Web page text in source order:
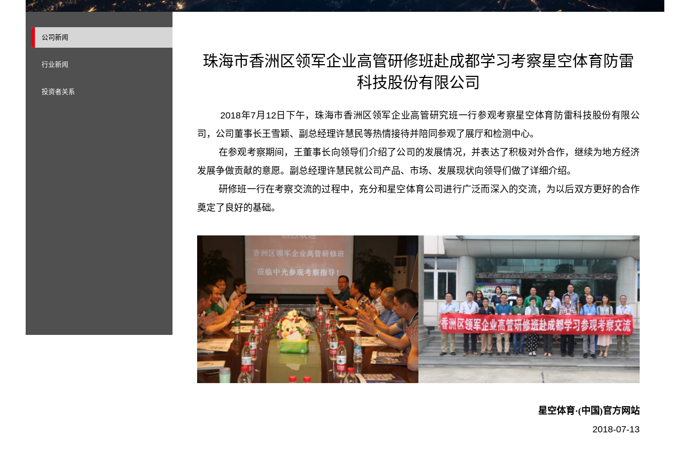
公司新闻
行业新闻
投资者关系
珠海市香洲区领军企业高管研修班赴成都学习考察星空体育防雷
科技股份有限公司
2018年7月 12 日下午，珠海市香洲区领军企业高管研究班一行参观考察星空体育防雷科技股份有限公
司，公司董事长王雪颖、副总经理许慧民等热情接待并陪同参观了展厅和检测中心。
在参观考察期间，王董事长向领导们介绍了公司的发展情况，并表达了积极对外合作，继续为地方经济
发展争做贡献的意愿。副总经理许慧民就公司产品、市场、发展现状向领导们做了详细介绍。
研修班一行在考察交流的过程中，充分和星空体育公司进行广泛而深入的交流，为以后双方更好的合作
奠定了良好的基础。
星空体育·(中国)官方网站
2018-07-13